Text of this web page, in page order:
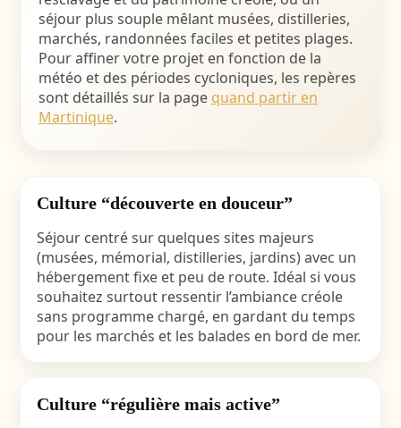
séjour plus souple mêlant musées, distilleries,
marchés, randonnées faciles et petites plages.
Pour affiner votre projet en fonction de la
météo et des périodes cycloniques, les repères
sont détaillés sur la page quand partir en
Martinique.
Culture “découverte en douceur”
Séjour centré sur quelques sites majeurs
(musées, mémorial, distilleries, jardins) avec un
hébergement fixe et peu de route. Idéal si vous
souhaitez surtout ressentir l’ambiance créole
sans programme chargé, en gardant du temps
pour les marchés et les balades en bord de mer.
Culture “régulière mais active”